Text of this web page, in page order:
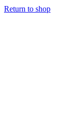
Return to shop